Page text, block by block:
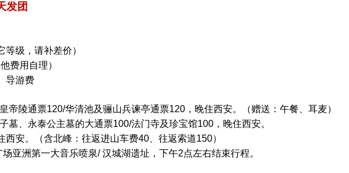
发团
级，请补差价）
费用自理）
导游费
帝陵通票120/华清池及骊山兵谏亭通票120，晚住西安。（赠送：午餐、耳麦）
墓、永泰公主墓的大通票100/法门寺及珍宝馆100，晚住西安。
安。（含北峰：往返进山车费40、往返索道150）
亚洲第一大音乐喷泉/ 汉城湖遗址，下午2点左右结束行程。